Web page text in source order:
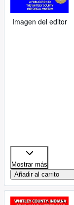
Imagen del editor
Mostrar más
Añadir al carrito